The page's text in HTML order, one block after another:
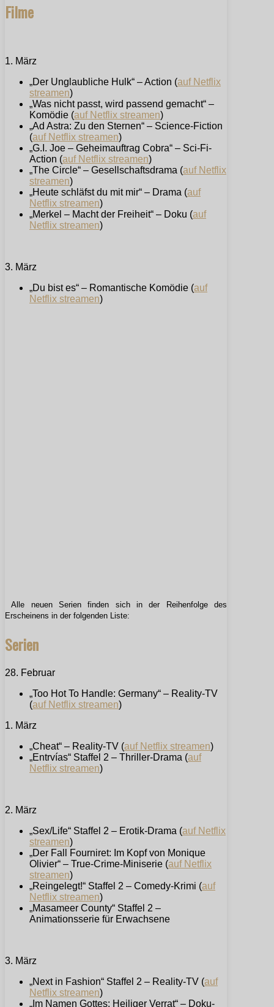
Filme
1. März
„Der Unglaubliche Hulk“ – Action (auf Netflix
streamen)
„Was nicht passt, wird passend gemacht“ –
Komödie (auf Netflix streamen)
„Ad Astra: Zu den Sternen“ – Science-Fiction
(auf Netflix streamen)
„G.I. Joe – Geheimauftrag Cobra“ – Sci-Fi-
Action (auf Netflix streamen)
„The Circle“ – Gesellschaftsdrama (auf Netflix
streamen)
„Heute schläfst du mit mir“ – Drama (auf
Netflix streamen)
„Merkel – Macht der Freiheit“ – Doku (auf
Netflix streamen)
3. März
„Du bist es“ – Romantische Komödie (auf
Netflix streamen)
Alle neuen Serien finden sich in der Reihenfolge des
Erscheinens in der folgenden Liste:
Serien
28. Februar
„Too Hot To Handle: Germany“ – Reality-TV
(auf Netflix streamen)
1. März
„Cheat“ – Reality-TV (auf Netflix streamen)
„Entrvías“ Staffel 2 – Thriller-Drama (auf
Netflix streamen)
2. März
„Sex/Life“ Staffel 2 – Erotik-Drama (auf Netflix
streamen)
„Der Fall Fourniret: Im Kopf von Monique
Olivier“ – True-Crime-Miniserie (auf Netflix
streamen)
„Reingelegt!“ Staffel 2 – Comedy-Krimi (auf
Netflix streamen)
„Masameer County“ Staffel 2 –
Animationsserie für Erwachsene
3. März
„Next in Fashion“ Staffel 2 – Reality-TV (auf
Netflix streamen)
„Im Namen Gottes: Heiliger Verrat“ – Doku-